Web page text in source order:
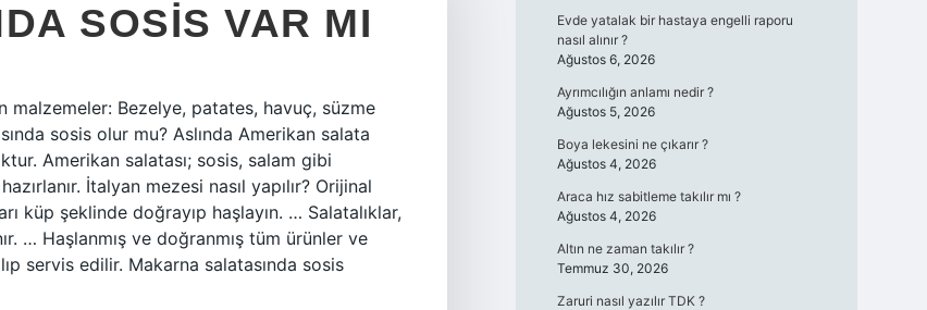
SOSIS VAR MI
malzemeler: Bezelye, patates, havuç, süzme
sosis olur mu? Aslında Amerikan salata
Amerikan salatası; sosis, salam gibi
İtalyan mezesi nasıl yapılır? Orijinal
küp şeklinde doğrayıp haşlayın. … Salatalıklar,
… Haşlanmış ve doğranmış tüm ürünler ve
servis edilir. Makarna salatasında sosis
Evde yatalak bir hastaya engelli raporu
nasıl alınır ?
Ağustos 6, 2026
Ayrımcılığın anlamı nedir ?
Ağustos 5, 2026
Boya lekesini ne çıkarır ?
Ağustos 4, 2026
Araca hız sabitleme takılır mı ?
Ağustos 4, 2026
Altın ne zaman takılır ?
Temmuz 30, 2026
Zaruri nasıl yazılır TDK ?